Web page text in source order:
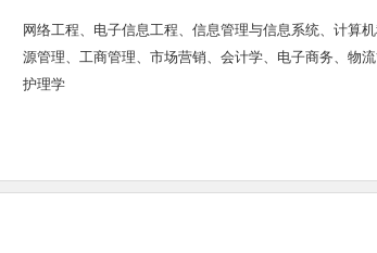
网络工程、电子信息工程、信息管理与信息系统、计算
源管理、工商管理、市场营销、会计学、电子商务、物
护理学